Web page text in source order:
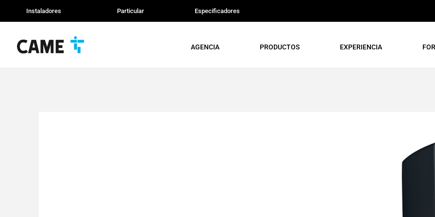
Instaladores Particular Especificadores
AGENCIA PRODUCTOS EXPERIENCIA